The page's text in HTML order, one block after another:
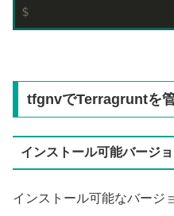
$
tfgnvでTerragruntを
インストール可能バージ
インストール可能なバージ